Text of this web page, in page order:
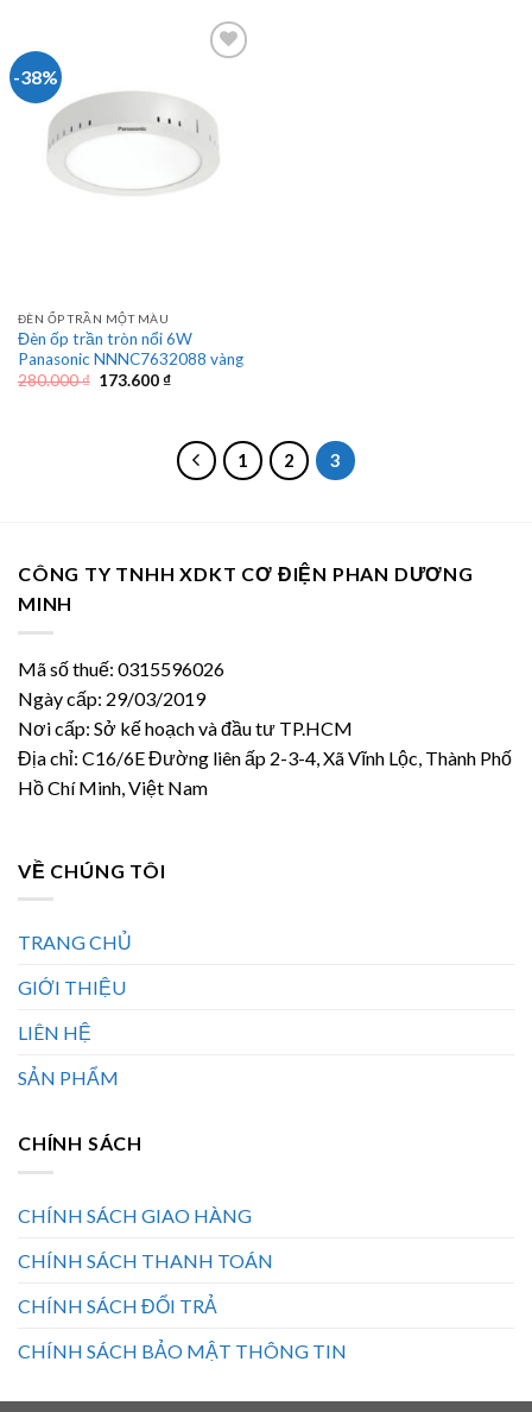
173.600 ₫.
-38%
ĐÈN ỐP TRẦN MỘT MÀU
Đèn ốp trần tròn nổi 6W
Panasonic NNNC7632088 vàng
280.000₫ Giá
173.600₫Giá
173.600 ₫.
1 2 3
CÔNG TY TNHH XDKT CƠ ĐIỆN PHAN DƯƠNG
MINH
Mã số thuế: 0315596026
Ngày cấp: 29/03/2019
Nơi cấp: Sở kế hoạch và đầu tư TP.HCM
Địa chỉ: C16/6E Đường liên ấp 2-3-4, Xã Vĩnh Lộc, Thành Phố
Hồ Chí Minh, Việt Nam
VỀ CHÚNG TÔI
TRANG CHỦ
GIỚI THIỆU
LIÊN HỆ
SẢN PHẨM
CHÍNH SÁCH
CHÍNH SÁCH GIAO HÀNG
CHÍNH SÁCH THANH TOÁN
CHÍNH SÁCH ĐỔI TRẢ
CHÍNH SÁCH BẢO MẬT THÔNG TIN